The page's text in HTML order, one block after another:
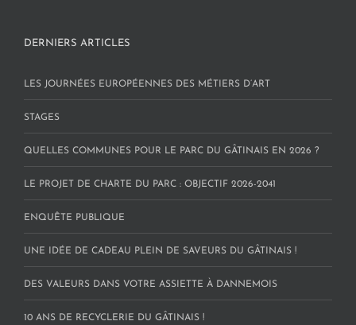
DERNIERS ARTICLES
LES JOURNÉES EUROPÉENNES DES MÉTIERS D’ART
STAGES
QUELLES COMMUNES POUR LE PARC DU GÂTINAIS EN 2026 ?
LE PROJET DE CHARTE DU PARC : OBJECTIF 2026-2041
ENQUÊTE PUBLIQUE
UNE IDÉE DE CADEAU PLEIN DE SAVEURS DU GÂTINAIS !
DES VALEURS DANS VOTRE ASSIETTE À DANNEMOIS
10 ANS DE RECYCLERIE DU GÂTINAIS !